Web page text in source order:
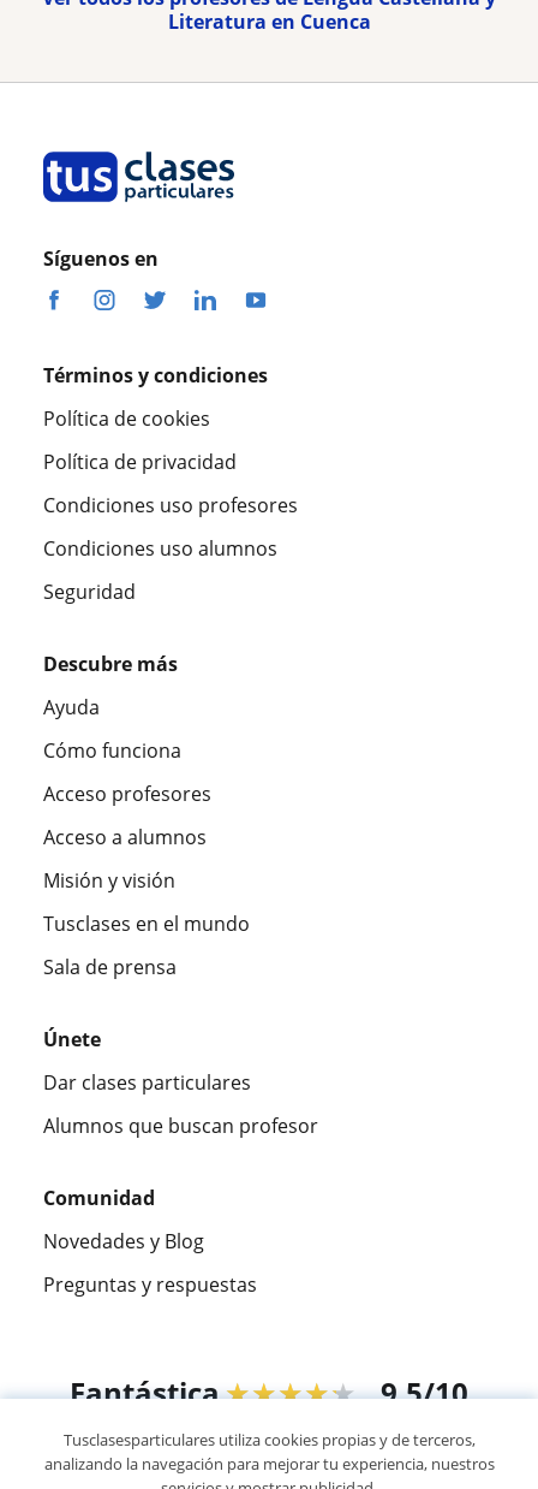
Literatura en Cuenca
Síguenos en
Términos y condiciones
Política de cookies
Política de privacidad
Condiciones uso profesores
Condiciones uso alumnos
Seguridad
Descubre más
Ayuda
Cómo funciona
Acceso profesores
Acceso a alumnos
Misión y visión
Tusclases en el mundo
Sala de prensa
Únete
Dar clases particulares
Alumnos que buscan profesor
Comunidad
Novedades y Blog
Preguntas y respuestas
Fantástica★★★★★ 9,5/10
305883opiniones de alumnos
Tusclasesparticulares utiliza cookies propias y de terceros,
analizando la navegación para mejorar tu experiencia, nuestros